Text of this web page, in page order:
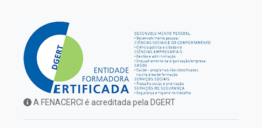
A FENACERCI é acreditada pela DGERT